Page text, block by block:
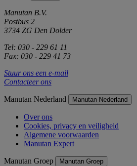
Manutan B.V.
Postbus 2
3734 ZG Den Dolder
Tel: 030 - 229 61 11
Fax: 030 - 229 41 73
Stuur ons een e-mail
Contacteer ons
Manutan Nederland Manutan Nederland
Over ons
Cookies, privacy en veiligheid
Algemene voorwaarden
Manutan Expert
Manutan Groep Manutan Groep